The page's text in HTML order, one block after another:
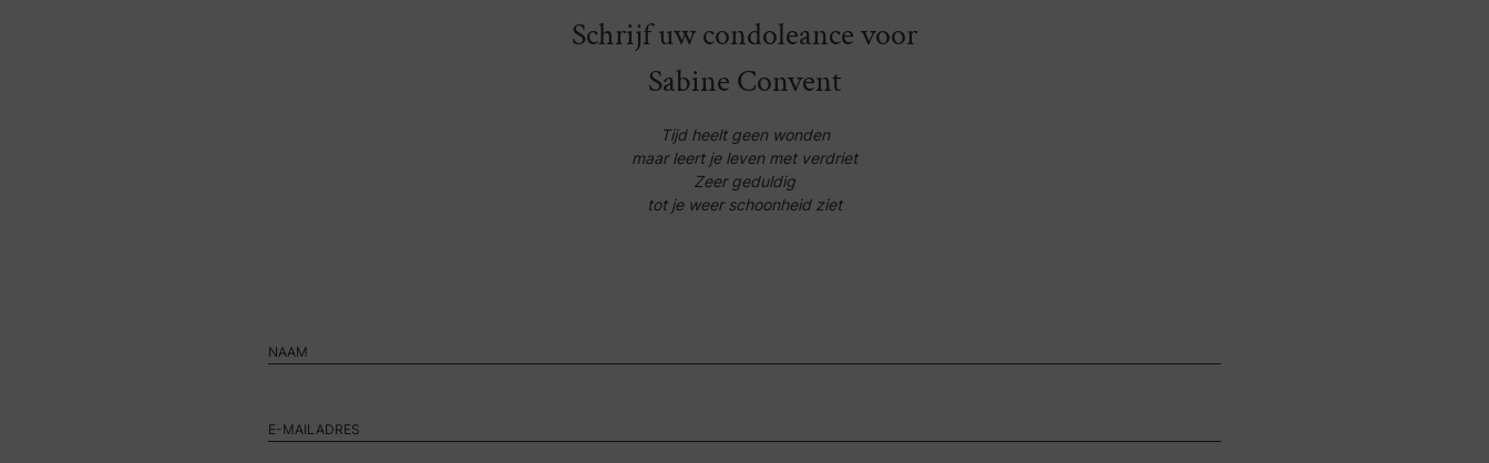
Schrijf uw condoleance voor
Sabine Convent
Tijd heelt geen wonden
maar leert je leven met verdriet
Zeer geduldig
tot je weer schoonheid ziet